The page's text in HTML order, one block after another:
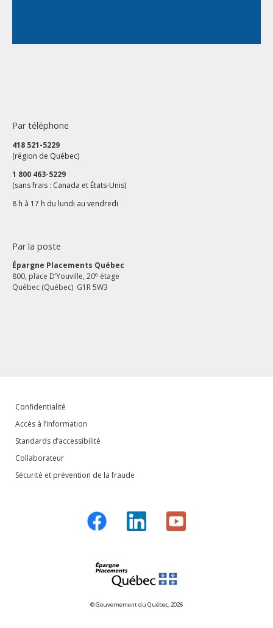
Par téléphone
418 521-5229
(région de Québec)
1 800 463-5229
(sans frais : Canada et États‑Unis)
8 h à 17 h du lundi au vendredi
Par la poste
Épargne Placements Québec
800, place D’Youville, 20e étage
Québec (Québec) G1R 5W3
Confidentialité
Accès à l’information
Standards d’accessibilité
Collaborateur
Sécurité et prévention de la fraude
© Gouvernement du Québec, 2026